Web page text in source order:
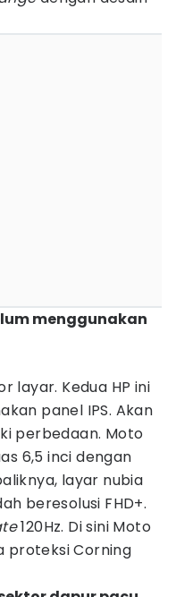
menggunakan
layar. Kedua HP ini
panel IPS. Akan
perbedaan. Moto
6,5 inci dengan
layar nubia
beresolusi FHD+.
120Hz. Di sini Moto
proteksi Corning